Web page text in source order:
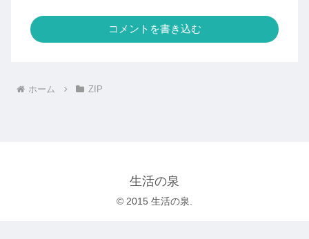
コメントを書き込む
ホーム ZIP
生活の泉
© 2015 生活の泉.